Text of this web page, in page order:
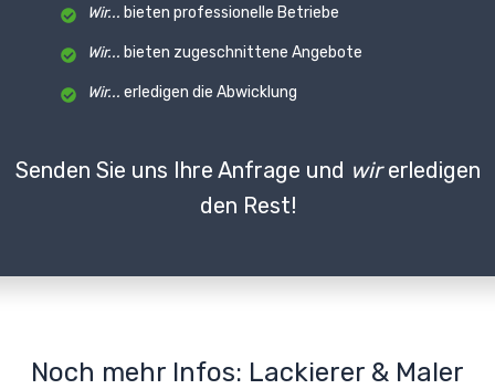
Wir... bieten professionelle Betriebe
Wir... bieten zugeschnittene Angebote
Wir... erledigen die Abwicklung
Senden Sie uns Ihre Anfrage und wirerledigen
den Rest!
Noch mehr Infos: Lackierer & Maler